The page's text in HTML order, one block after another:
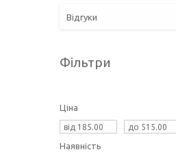
Відгуки
Фільтри
Ціна
Наявність